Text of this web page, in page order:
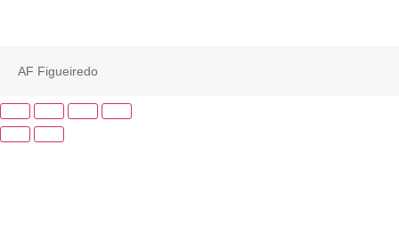
AF Figueiredo